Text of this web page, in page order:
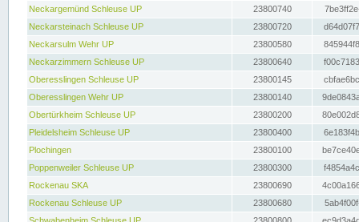
Neckargemünd Schleuse UP
23800740
Neckarsteinach Schleuse UP
23800720
Neckarsulm Wehr UP
23800580
Neckarzimmern Schleuse UP
23800640
Oberesslingen Schleuse UP
23800145
Oberesslingen Wehr UP
23800140
Obertürkheim Schleuse UP
23800200
Pleidelsheim Schleuse UP
23800400
Plochingen
23800100
Poppenweiler Schleuse UP
23800300
Rockenau SKA
23800690
Rockenau Schleuse UP
23800680